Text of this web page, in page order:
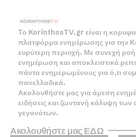
Το KorinthosTV.gr είναι η
πλατφόρμα ενημέρωσης για την
ευρύτερη περιοχή. Με συνεχή
ενημέρωση και αποκλειστικά
πάντα ενημερωμένους για ό,τι
πανελλαδικά.
Ακολουθήστε μας για άμεση
ειδήσεις και ζωντανή κάλυψη των
γεγονότων.
Ακολουθήστε μας ΕΔΩ